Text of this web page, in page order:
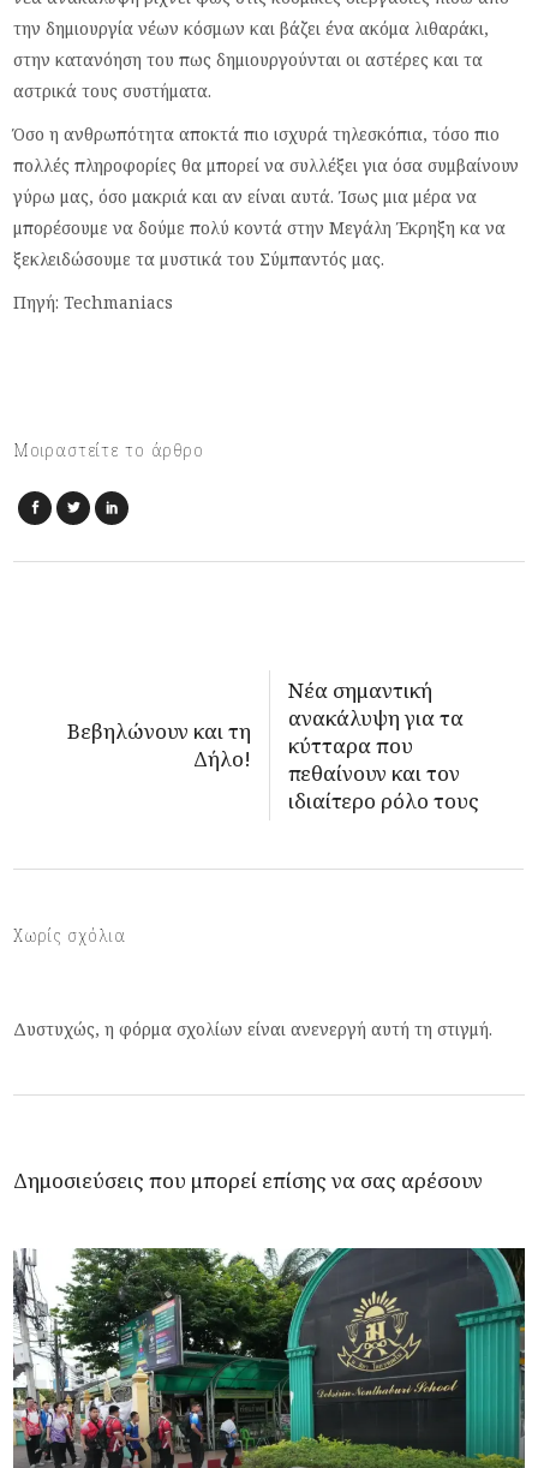
την δημιουργία νέων κόσμων και βάζει ένα ακόμα λιθαράκι,
στην κατανόηση του πως δημιουργούνται οι αστέρες και τα
αστρικά τους συστήματα.
Όσο η ανθρωπότητα αποκτά πιο ισχυρά τηλεσκόπια, τόσο πιο
πολλές πληροφορίες θα μπορεί να συλλέξει για όσα συμβαίνουν
γύρω μας, όσο μακριά και αν είναι αυτά. Ίσως μια μέρα να
μπορέσουμε να δούμε πολύ κοντά στην Μεγάλη Έκρηξη κα να
ξεκλειδώσουμε τα μυστικά του Σύμπαντός μας.
Πηγή: Techmaniacs
Μοιραστείτε το άρθρο
Βεβηλώνουν και τη
Δήλο!
Νέα σημαντική
ανακάλυψη για τα
κύτταρα που
πεθαίνουν και τον
ιδιαίτερο ρόλο τους
Χωρίς σχόλια
Δυστυχώς, η φόρμα σχολίων είναι ανενεργή αυτή τη στιγμή.
Δημοσιεύσεις που μπορεί επίσης να σας αρέσουν